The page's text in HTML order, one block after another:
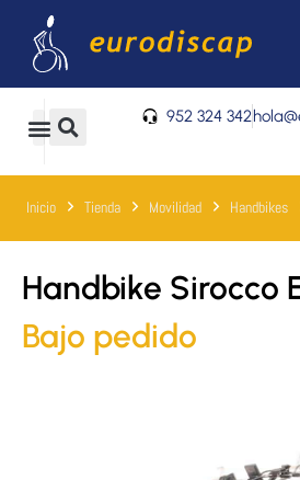
contenido
0
Carrito 952 324 342
Inicio Tienda Movilidad Handbikes
Handbike Sirocco
Bajo pedido